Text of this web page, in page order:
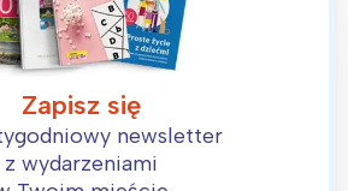
Zapisz się
newsletter
z wydarzeniami